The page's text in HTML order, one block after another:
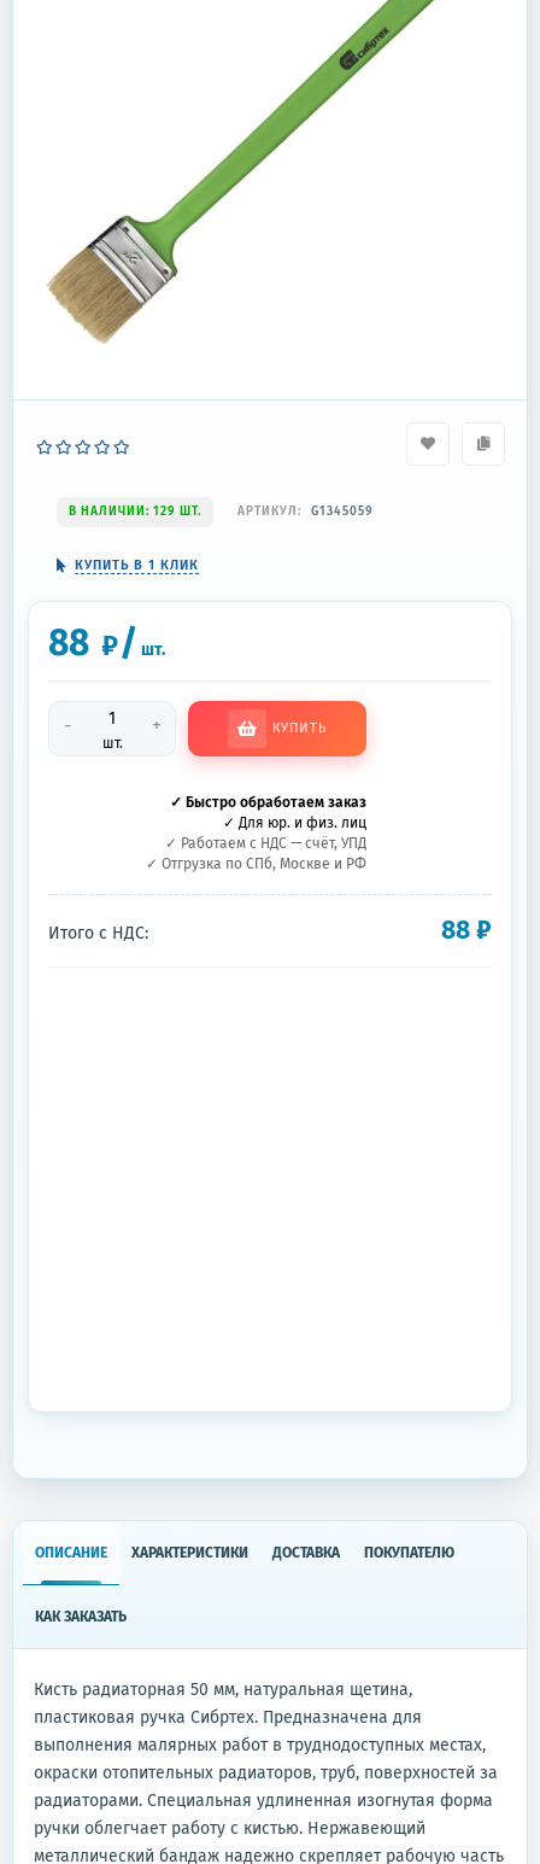
В НАЛИЧИИ: 129 ШТ. АРТИКУЛ: G1345059
КУПИТЬ В 1 КЛИК
88 ₽/ шт.
-
шт.
+ КУПИТЬ
✓ Быстро обработаем заказ
✓ Для юр. и физ. лиц
✓ Работаем с НДС — счёт, УПД
✓ Отгрузка по СПб, Москве и РФ
Итого с НДС: 88₽
ОПИСАНИЕ ХАРАКТЕРИСТИКИ ДОСТАВКА ПОКУПАТЕЛЮ
КАК ЗАКАЗАТЬ
Кисть радиаторная 50 мм, натуральная щетина,
пластиковая ручка Сибртех. Предназначена для
выполнения малярных работ в труднодоступных местах,
окраски отопительных радиаторов, труб, поверхностей за
радиаторами. Специальная удлиненная изогнутая форма
ручки облегчает работу с кистью. Нержавеющий
металлический бандаж надежно скрепляет рабочую часть